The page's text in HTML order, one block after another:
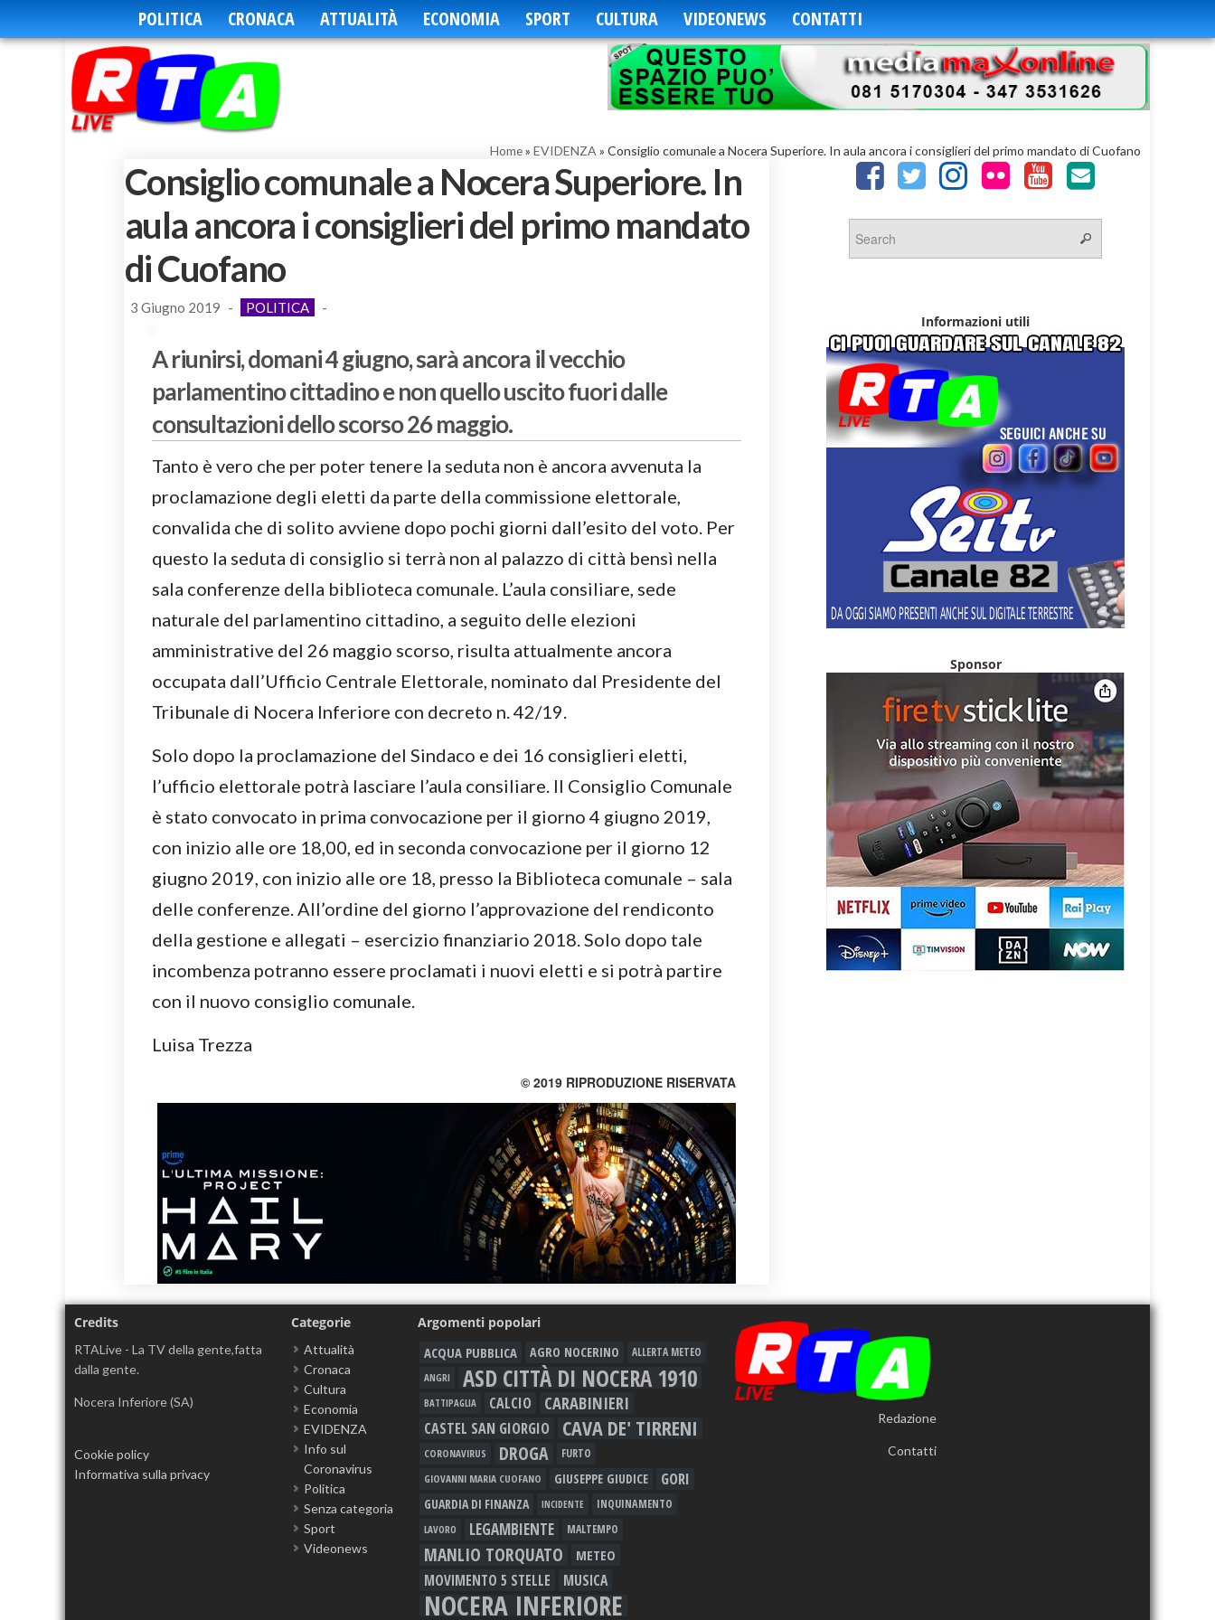
POLITICA CRONACA ATTUALITÀ ECONOMIA SPORT CULTURA VIDEONEWS CONTATTI
Home» EVIDENZA » Consiglio comunale a Nocera Superiore. In aula ancora i consiglieri del primo mandato di Cuofano
Consiglio comunale a Nocera Superiore. In
aula ancora i consiglieri del primo mandato
di Cuofano
3 Giugno 2019 - POLITICA -
A riunirsi, domani 4 giugno, sarà ancora il vecchio
parlamentino cittadino e non quello uscito fuori dalle
consultazioni dello scorso 26 maggio.
Tanto è vero che per poter tenere la seduta non è ancora avvenuta la
proclamazione degli eletti da parte della commissione elettorale,
convalida che di solito avviene dopo pochi giorni dall’esito del voto. Per
questo la seduta di consiglio si terrà non al palazzo di città bensì nella
sala conferenze della biblioteca comunale. L’aula consiliare, sede
naturale del parlamentino cittadino, a seguito delle elezioni
amministrative del 26 maggio scorso, risulta attualmente ancora
occupata dall’Ufficio Centrale Elettorale, nominato dal Presidente del
Tribunale di Nocera Inferiore con decreto n. 42/19.
Solo dopo la proclamazione del Sindaco e dei 16 consiglieri eletti,
l’ufficio elettorale potrà lasciare l’aula consiliare. Il Consiglio Comunale
è stato convocato in prima convocazione per il giorno 4 giugno 2019,
con inizio alle ore 18,00, ed in seconda convocazione per il giorno 12
giugno 2019, con inizio alle ore 18, presso la Biblioteca comunale – sala
delle conferenze. All’ordine del giorno l’approvazione del rendiconto
della gestione e allegati – esercizio finanziario 2018. Solo dopo tale
incombenza potranno essere proclamati i nuovi eletti e si potrà partire
con il nuovo consiglio comunale.
Luisa Trezza
© 2019 RIPRODUZIONE RISERVATA
Informazioni utili
Sponsor
Credits
RTALive - La TV della gente,fatta
dalla gente.
Nocera Inferiore (SA)
Cookie policy
Informativa sulla privacy
Categorie
Attualità
Cronaca
Cultura
Economia
EVIDENZA
Info sul
Coronavirus
Politica
Senza categoria
Sport
Videonews
Argomenti popolari
ACQUA PUBBLICA AGRO NOCERINO
ALLERTA METEO
ANGRI
ASD CITTÀ DI NOCERA 1910
BATTIPAGLIA CALCIO CARABINIERI
CASTEL SAN GIORGIO CAVA DE' TIRRENI
CORONAVIRUS DROGA FURTO
GIOVANNI MARIA CUOFANO GIUSEPPE GIUDICE GORI
GUARDIA DI FINANZA INCIDENTE INQUINAMENTO
LAVORO LEGAMBIENTE MALTEMPO
MANLIO TORQUATO METEO
MOVIMENTO 5 STELLE MUSICA
NOCERA INFERIORE
Redazione
Contatti